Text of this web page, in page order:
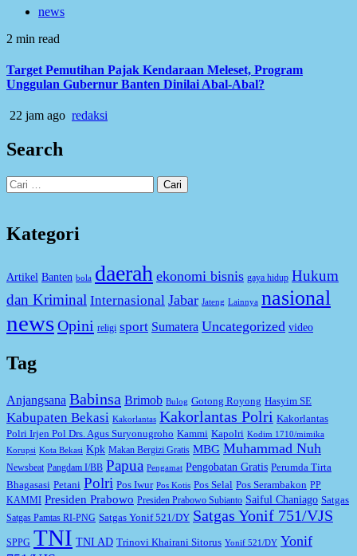
news
2 min read
Target Pemutihan Pajak Kendaraan Meleset, Program
Unggulan Gubernur Banten Dinilai Abal-Abal?
22 jam ago redaksi
Search
Cari
untuk:
Kategori
Artikel Banten bola daerah ekonomi bisnis gaya hidup Hukum
dan Kriminal Internasional Jabar Jateng Lainnya nasional
newsOpini religi sport Sumatera Uncategorized video
Tag
Anjangsana Babinsa Brimob Bulog Gotong Royong Hasyim SE
Kabupaten Bekasi Kakorlantas Kakorlantas Polri Kakorlantas
Polri Irjen Pol Drs. Agus Suryonugroho Kammi Kapolri Kodim 1710/mimika
Korupsi Kota Bekasi Kpk Makan Bergizi Gratis MBG Muhammad Nuh
Newsbeat Pangdam I/BB Papua Pengamat Pengobatan Gratis Perumda Tirta
Bhagasasi Petani Polri Pos Iwur Pos Kotis Pos Selal Pos Serambakon PP
KAMMI Presiden Prabowo Presiden Prabowo Subianto Saiful Chaniago Satgas
Satgas Pamtas RI-PNG Satgas Yonif 521/DY Satgas Yonif 751/VJS
SPPG TNI TNI AD Trinovi Khairani Sitorus Yonif 521/DY Yonif